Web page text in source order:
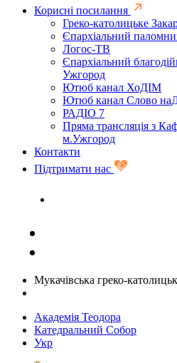
Корисні посилання
Греко-католицьке
Єпархіальний
Логос-ТВ
Єпархіальний
Ужгород
Ютюб канал ХоДІМ
Ютюб канал Слово
РАДІО 7
Пряма трансляція з
м.Ужгород
Контакти
Підтримати нас
Мукачівська греко-
Академія Теодора
Катедральний Собор
Укр